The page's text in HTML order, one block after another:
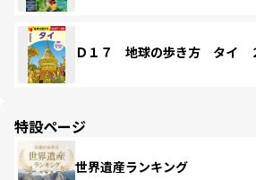
Ｄ１７ 地球の歩き方 タイ
特設ページ
世界遺産ランキング